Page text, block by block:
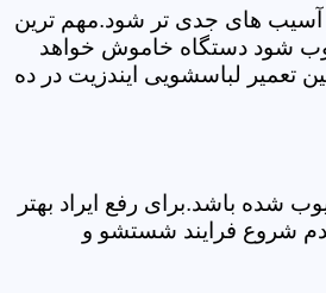
آسیب های جدی تر شود.مهم ترین
شود دستگاه خاموش خواهد
تعمیر لباسشویی ایندزیت در ده
شده باشد.برای رفع ایراد بهتر
شروع فرایند شستشو و